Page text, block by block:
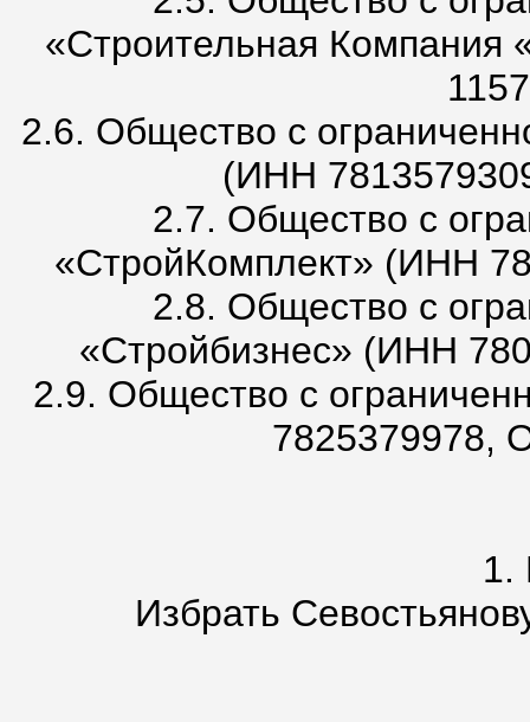
«Строительная
2.6. Общество с
(ИНН
2.7. Общество с
«СтройКомплект» (ИНН
2.8. Общество с
«Стройбизнес» (ИНН
2.9. Общество с
7825379978,
Избрать